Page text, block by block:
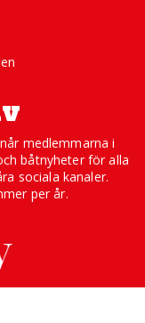
medlemmarna i
båtnyheter för alla
sociala kanaler.
per år.